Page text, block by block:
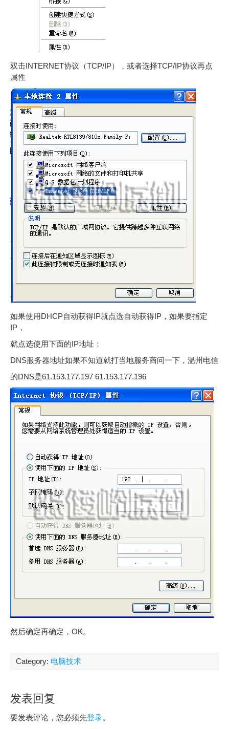
双击INTERNET协议（TCP/IP），或者选择TCP/IP协议再点
属性
如果使用DHCP自动获得IP就点选自动获得IP，如果要指定
IP，
就点选使用下面的IP地址：
DNS服务器地址如果不知道就打当地服务商问一下，温州电信
的DNS是61.153.177.197 61.153.177.196
然后确定再确定，OK。
Category: 电脑技术
发表回复
要发表评论，您必须先登录。